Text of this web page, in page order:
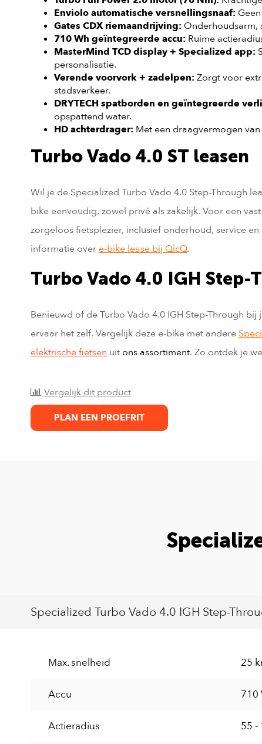
Enviolo automatische versnellingsnaaf:
Gates CDX riemaandrijving: Onderhoudsarm,
710 Wh geïntegreerde accu: Ruime
MasterMind TCD display + Specialized app:
personalisatie.
Verende voorvork + zadelpen: Zorgt voor
stadsverkeer.
DRYTECH spatborden en geïntegreerde
opspattend water.
HD achterdrager: Met een draagvermogen
Turbo Vado 4.0 ST leasen
Wil je de Specialized Turbo Vado 4.0 Step-Through
bike eenvoudig, zowel privé als zakelijk. Voor een
zorgeloos fietsplezier, inclusief onderhoud, service
informatie over e-bike lease bij QicQ.
Turbo Vado 4.0 IGH
Benieuwd of de Turbo Vado 4.0 IGH Step-Through bij
ervaar het zelf. Vergelijk deze e-bike met andere
elektrische fietsen uit ons assortiment. Zo ontdek je
Vergelijk dit product
PLAN EEN PROEFRIT
Specialized Turbo Vado 4.0 IGH Step-
Max. snelheid 25
Accu 710
Actieradius 55 -